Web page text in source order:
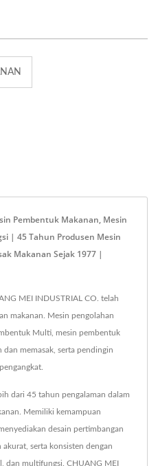
Pembentuk Makanan, Mesin
| 45 Tahun Produsen Mesin
Makanan Sejak 1977 |
MEI INDUSTRIAL CO. telah
makanan. Mesin pengolahan
Multi, mesin pembentuk
dan memasak, serta pendingin
dari 45 tahun pengalaman dalam
Memiliki kemampuan
desain pertimbangan
akurat, serta konsisten dengan
dan multifungsi. CHUANG MEI